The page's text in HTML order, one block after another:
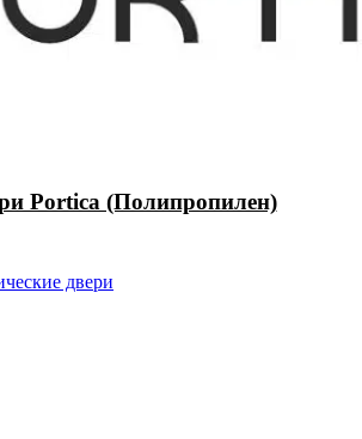
Portica (Полипропилен)
двери